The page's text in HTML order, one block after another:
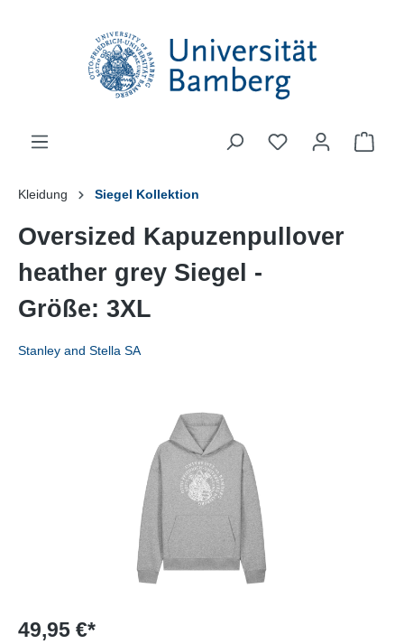
Kleidung Siegel Kollektion
Oversized Kapuzenpullover
heather grey Siegel -
Größe: 3XL
Stanley and Stella SA
49,95 €*